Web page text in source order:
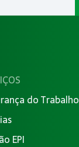
do Trabalho
EPI